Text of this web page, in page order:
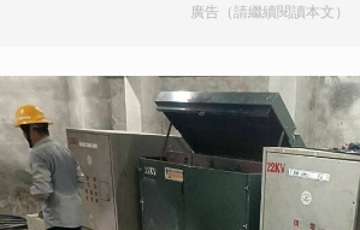
廣告（請繼續閱讀本文）